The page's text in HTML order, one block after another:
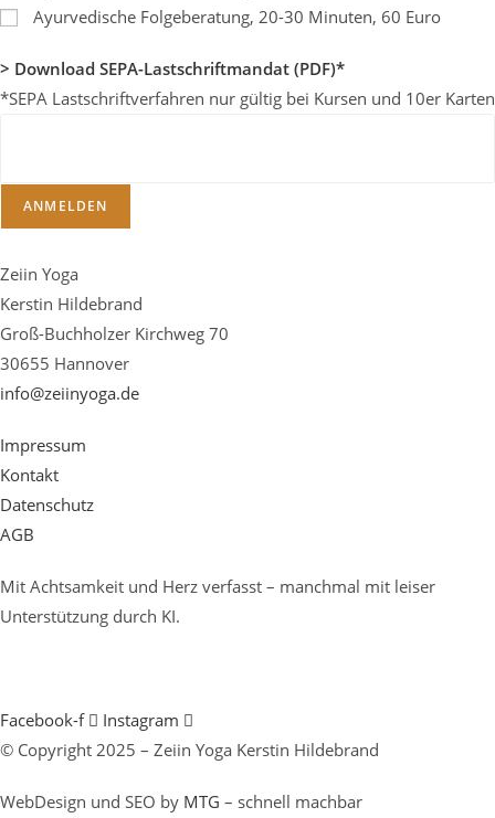
Ayurvedische Folgeberatung, 20-30 Minuten, 60 Euro
> Download SEPA-Lastschriftmandat (PDF)*
*SEPA Lastschriftverfahren nur gültig bei Kursen und 10er Karten
ANMELDEN
Zeiin Yoga
Kerstin Hildebrand
Groß-Buchholzer Kirchweg 70
30655 Hannover
info@zeiinyoga.de
Impressum
Kontakt
Datenschutz
AGB
Mit Achtsamkeit und Herz verfasst – manchmal mit leiser
Unterstützung durch KI.
Facebook-f
Instagram
© Copyright 2025 – Zeiin Yoga Kerstin Hildebrand
WebDesign und SEO by MTG – schnell machbar